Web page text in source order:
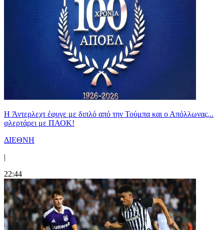
H Άντερλεχτ έφυγε με διπλό από την Τούμπα και ο Απόλλωνας...
φλερτάρει με ΠΑΟΚ!
ΔΙΕΘΝΗ
|
22:44